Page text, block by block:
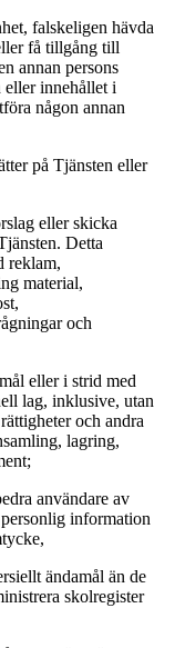
falskeligen hävda
få tillgång till
annan persons
eller innehållet i
någon annan
på Tjänsten eller
eller skicka
Detta
reklam,
material,
och
eller i strid med
lag, inklusive, utan
och andra
lagring,
användare av
information
ändamål än de
skolregister